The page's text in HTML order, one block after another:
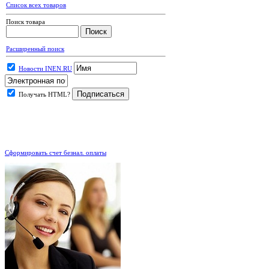
Список всех товаров
Поиск товара
Расширенный поиск
Новости INEN.RU
Получать HTML?
Сформировать счет безнал. оплаты